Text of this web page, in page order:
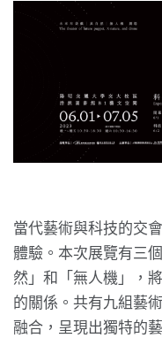
當代藝術與科技的交
體驗。本次展覽有三
然」和「無人機」，
的關係。共有九組藝
融合，呈現出獨特的